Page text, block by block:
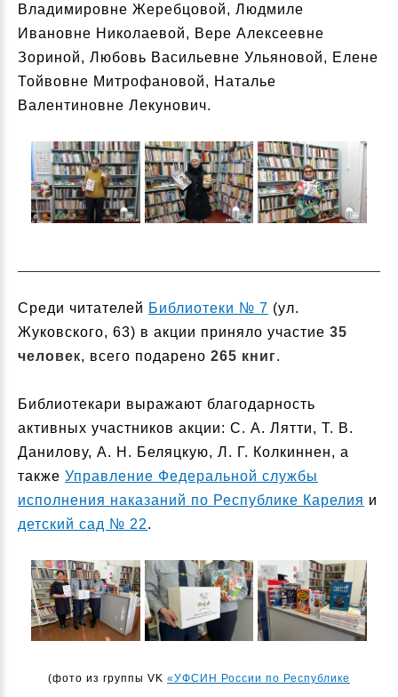
Владимировне Жеребцовой, Людмиле
Ивановне Николаевой, Вере Алексеевне
Зориной, Любовь Васильевне Ульяновой, Елене
Тойвовне Митрофановой, Наталье
Валентиновне Лекунович.
Среди читателей Библиотеки № 7 (ул.
Жуковского, 63) в акции приняло участие 35
человек, всего подарено 265 книг.
Библиотекари выражают благодарность
активных участников акции: С. А. Лятти, Т. В.
Данилову, А. Н. Беляцкую, Л. Г. Колкиннен, а
также Управление Федеральной службы
исполнения наказаний по Республике Карелия и
детский сад № 22.
(фото из группы VK «УФСИН России по Республике